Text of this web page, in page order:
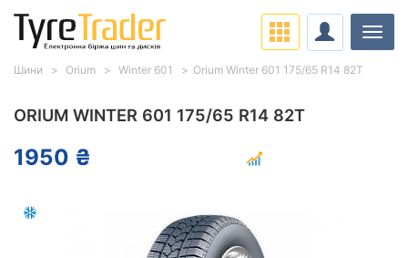
ORIUM WINTER 601 175/65 R14 82T
1950 ₴
Шини Orium Winter 601 Orium Winter 601 175/65 R14 82T